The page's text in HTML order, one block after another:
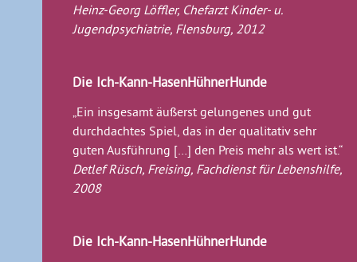
Heinz-Georg Löffler, Chefarzt Kinder- u.
Jugendpsychiatrie, Flensburg, 2012
Die Ich-Kann-HasenHühnerHunde
„Ein insgesamt äußerst gelungenes und gut
durchdachtes Spiel, das in der qualitativ sehr
guten Ausführung […] den Preis mehr als wert ist.“
Detlef Rüsch, Freising, Fachdienst für Lebenshilfe,
2008
Die Ich-Kann-HasenHühnerHunde